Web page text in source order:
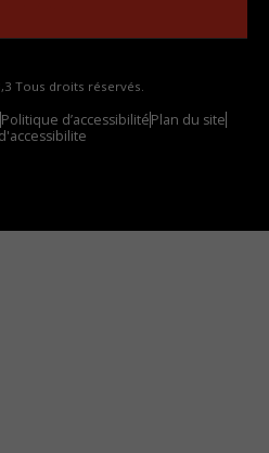
Tous droits réservés.
Politique d’accessibilitéPlan du site